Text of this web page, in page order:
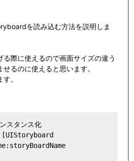
を読み込む方法を説明しま
際に使えるので画面サイズの違う
るのに使えると思います。
。
スタンス化